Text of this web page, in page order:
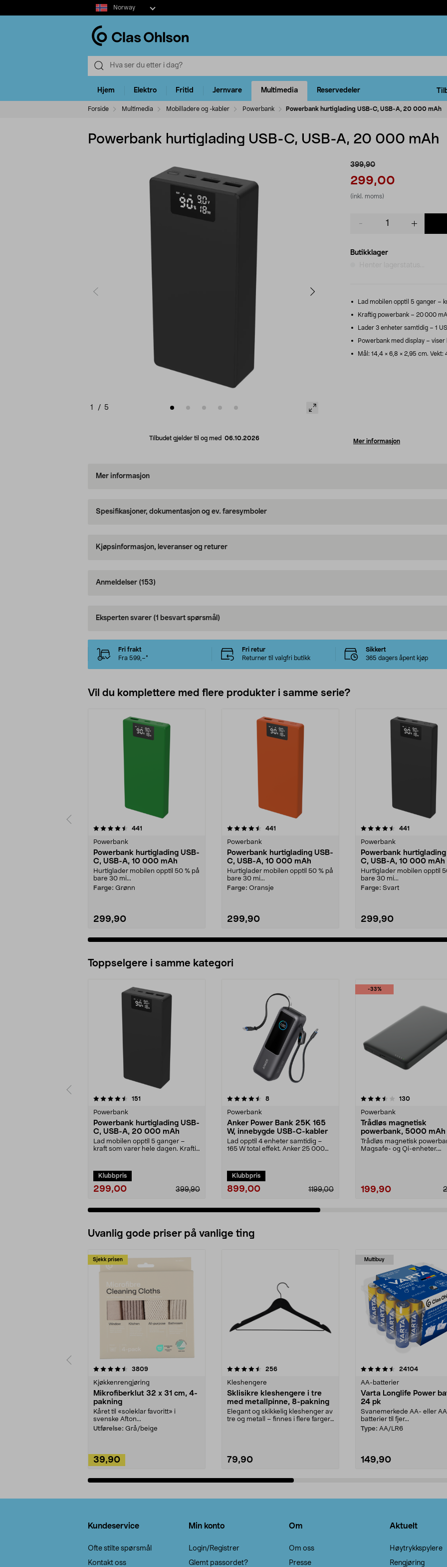
Select
market
Norway
Hjem Elektro Fritid Jernvare Multimedia Reservedeler
Forside Multimedia Mobilladere og -kabler Powerbank Powerbank hurtiglading USB-C, USB-A, 20 000 mAh
Powerbank hurtiglading USB-C, USB-A, 20 000 mAh
1 / 5
Tilbudet gjelder til og med 06.10.2026
399,90
299,00
(inkl. moms)
Butikklager
Lad mobilen opptil 5 ganger –
Kraftig powerbank – 20 000
Lader 3 enheter samtidig – 1
Powerbank med display – viser
Mål: 14,4 × 6,8 × 2,95 cm. Vekt:
Mer informasjon
Mer informasjon
Spesifikasjoner, dokumentasjon og ev. faresymboler
Kjøpsinformasjon, leveranser og returer
Anmeldelser (153)
Eksperten svarer (1 besvart spørsmål)
Fri frakt
Fra 599,–*
Fri retur
Returner til valgfri butikk
Sikkert
365 dagers åpent kjøp
Vil du komplettere med flere produkter i samme serie?
441
Powerbank
Powerbank hurtiglading USB-
C, USB-A, 10 000 mAh
Hurtiglader mobilen opptil 50 % på
bare 30 mi...
Farge: Grønn
299,90
4.5av 5 stjerner 441
Powerbank
Powerbank hurtiglading USB-
C, USB-A, 10 000 mAh
Hurtiglader mobilen opptil 50 % på
bare 30 mi...
Farge: Oransje
299,90
4.5av 5 stjerner 441
Powerbank
Powerbank hurtiglading
C, USB-A, 10 000 mAh
Hurtiglader mobilen opptil
bare 30 mi...
Farge: Svart
299,90
4.5av 5 stjerner
Toppselgere i samme kategori
151
Powerbank
Powerbank hurtiglading USB-
C, USB-A, 20 000 mAh
Lad mobilen opptil 5 ganger –
kraft som varer hele dagen. Kraftig
Klubbpris
299,00 399,90
4.5 av 5 stjerner 8anmeldelser
Powerbank
Anker Power Bank 25K 165
W, innebygde USB-C-kabler
Lad opptil 4 enheter samtidig –
165 W total effekt. Anker 25 000
Klubbpris
899,00 1199,00
-33%
3.5 av 5 stjerner 130anmeldelser
Powerbank
Trådløs magnetisk
powerbank, 5000 mAh
Trådløs magnetisk
Magsafe- og Qi-enheter.
199,90
4.5 av 5 stjerner
Uvanlig gode priser på vanlige ting
Sjekk prisen
3809anmeldelser
Kjøkkenrengjøring
Mikrofiberklut 32 x 31 cm, 4-
pakning
Kåret til «soleklar favoritt» i
svenske Afton...
Utførelse: Grå/beige
39,90
4.5av 5 stjerner 256anmeldelser
Kleshengere
Sklisikre kleshengere i tre
med metallpinne, 8-pakning
Elegant og skikkelig kleshenger av
tre og metall – finnes i flere farger.
79,90
Multibuy
4.5av 5 stjerner 24104
AA-batterier
Varta Longlife Power
24 pk
Svanemerkede AA- eller
batterier til fjer...
Type: AA/LR6
149,90
4.5av 5 stjerner
Kundeservice
Ofte stilte spørsmål
Kontakt oss
Min konto
Login/Registrer
Glemt passordet?
Om
Om oss
Presse
Aktuelt
Høytrykkspylere
Rengjøring